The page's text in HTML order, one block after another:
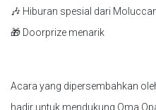
🎶 Hiburan spesial dari
🎁 Doorprize menarik
Acara yang dipersembahkan
hadir untuk mendukung Oma